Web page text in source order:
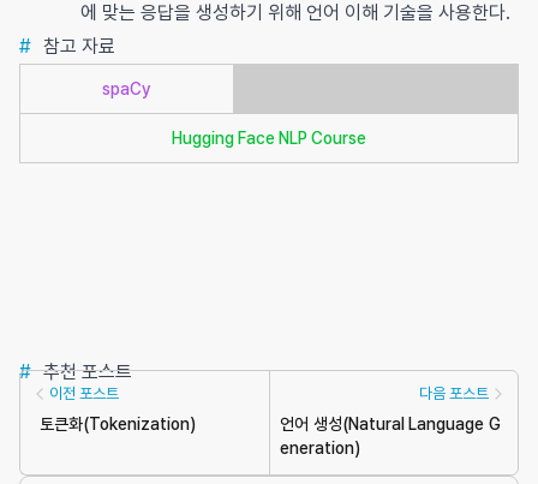
에 맞는 응답을 생성하기 위해 언어 이해 기술을 사용한다.
# 참고 자료
spaCy
Hugging Face NLP Course
# 추천 포스트
이전 포스트
토큰화(Tokenization)
다음 포스트
언어 생성(Natural Language G
eneration)